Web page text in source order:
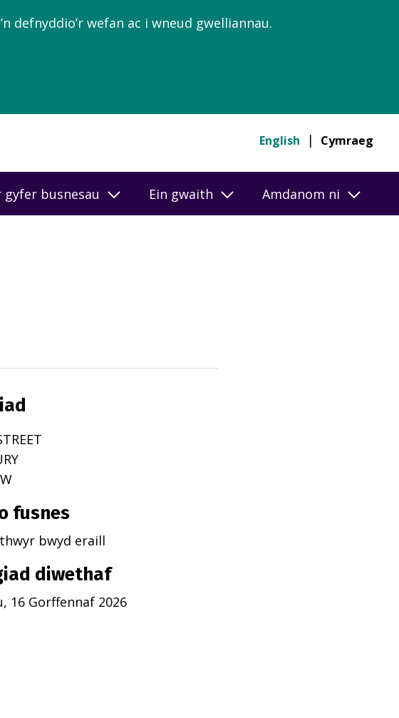
defnyddio’r wefan ac i wneud gwelliannau.
English Cymraeg
gyfer busnesau Ein gwaith Amdanom ni
fusnes
bwyd eraill
diwethaf
16 Gorffennaf 2026